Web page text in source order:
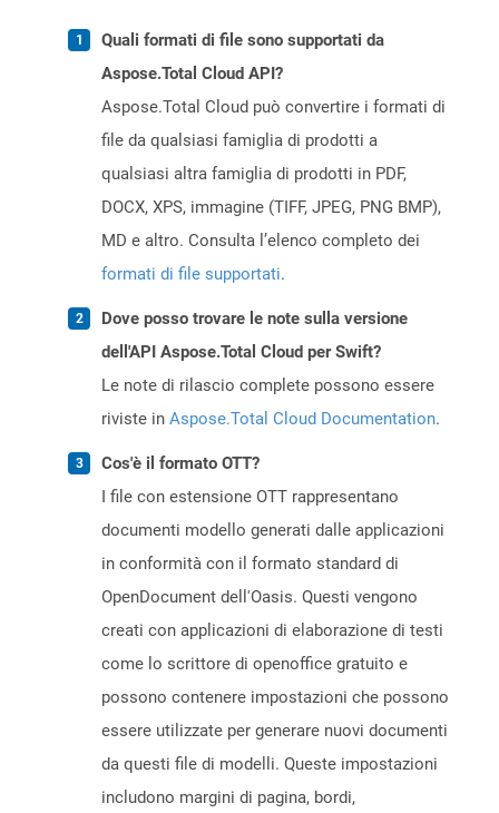
Quali formati di file sono supportati da
Aspose.Total Cloud API?
Aspose.Total Cloud può convertire i formati di
file da qualsiasi famiglia di prodotti a
qualsiasi altra famiglia di prodotti in PDF,
DOCX, XPS, immagine (TIFF, JPEG, PNG BMP),
MD e altro. Consulta l’elenco completo dei
formati di file supportati.
Dove posso trovare le note sulla versione
dell'API Aspose.Total Cloud per Swift?
Le note di rilascio complete possono essere
riviste in Aspose.Total Cloud Documentation.
Cos'è il formato OTT?
I file con estensione OTT rappresentano
documenti modello generati dalle applicazioni
in conformità con il formato standard di
OpenDocument dell'Oasis. Questi vengono
creati con applicazioni di elaborazione di testi
come lo scrittore di openoffice gratuito e
possono contenere impostazioni che possono
essere utilizzate per generare nuovi documenti
da questi file di modelli. Queste impostazioni
includono margini di pagina, bordi,